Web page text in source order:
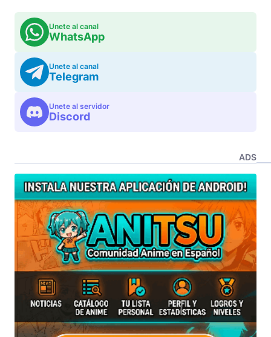
Unete al canal
WhatsApp
Unete al canal
Telegram
Unete al servidor
Discord
ADS